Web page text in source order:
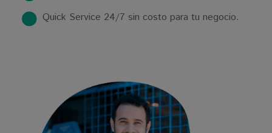
Quick Service 24/7 sin costo para tu negocio.